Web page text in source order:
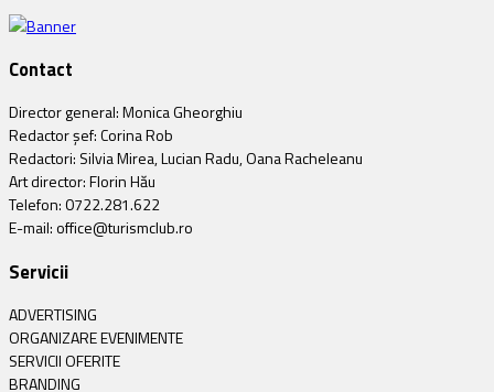
Contact
Director general: Monica Gheorghiu
Redactor șef: Corina Rob
Redactori: Silvia Mirea, Lucian Radu, Oana Racheleanu
Art director: Florin Hău
Telefon: 0722.281.622
E-mail: office@turismclub.ro
Servicii
ADVERTISING
ORGANIZARE EVENIMENTE
SERVICII OFERITE
BRANDING